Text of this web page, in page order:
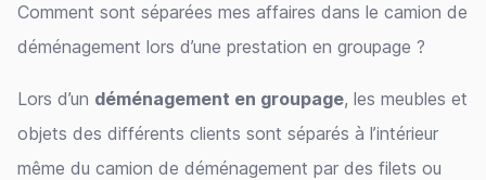
Comment sont séparées mes affaires dans le camion de
déménagement lors d’une prestation en groupage ?
Lors d’un déménagement en groupage, les meubles et
objets des différents clients sont séparés à l’intérieur
même du camion de déménagement par des filets ou